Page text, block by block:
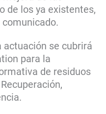
de los ya existentes,
actuación se cubrirá
para la
de residuos